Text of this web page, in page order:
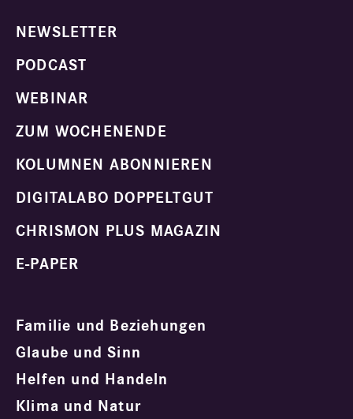
NEWSLETTER
PODCAST
WEBINAR
ZUM WOCHENENDE
KOLUMNEN ABONNIEREN
DIGITALABO DOPPELTGUT
CHRISMON PLUS MAGAZIN
E-PAPER
Familie und Beziehungen
Glaube und Sinn
Helfen und Handeln
Klima und Natur